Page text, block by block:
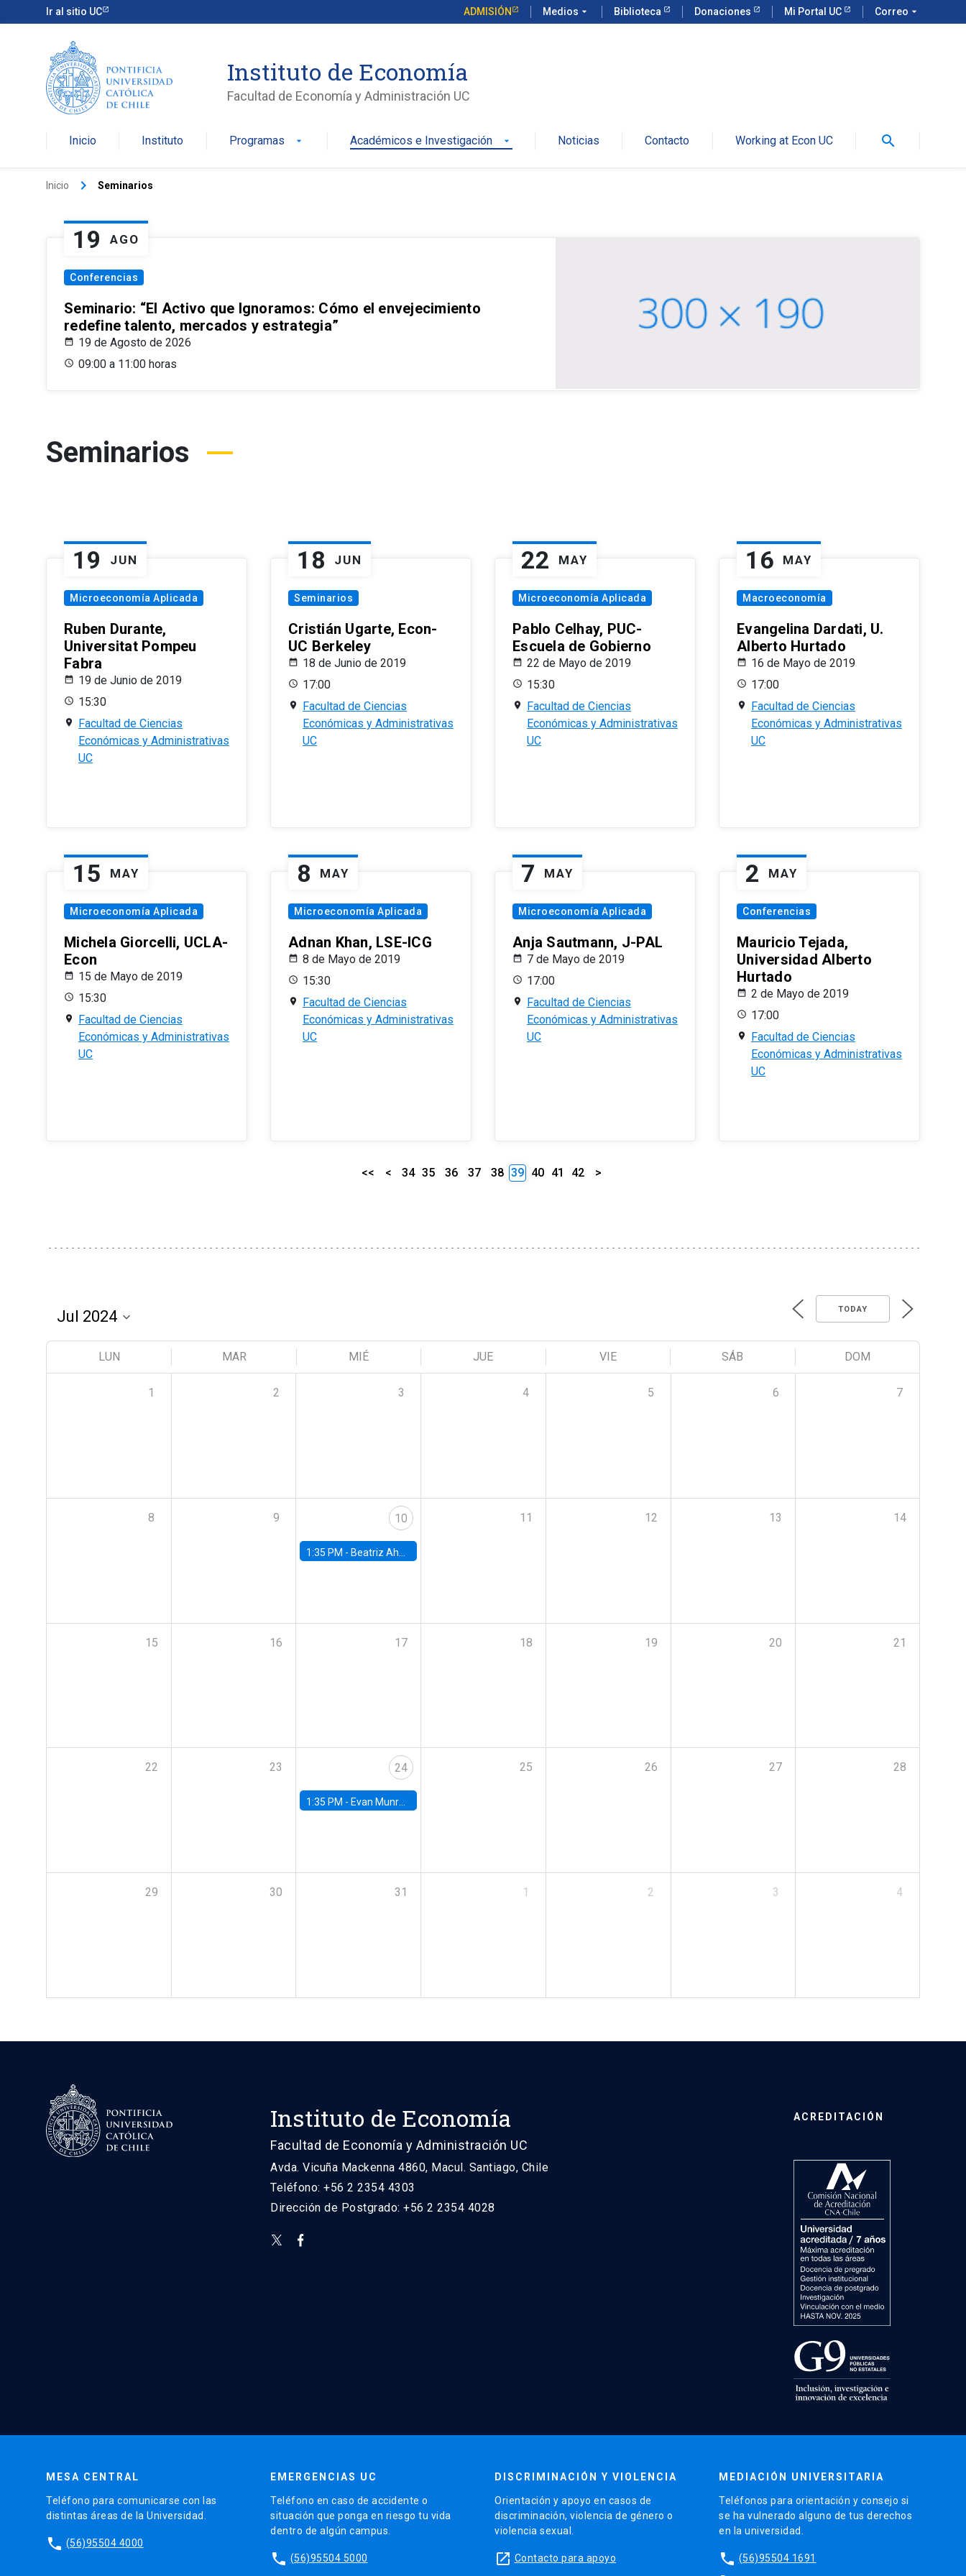
Ir al sitio UC ADMISIÓN Medios arrow_drop_down Biblioteca Donaciones Mi Portal UC Correo arrow_drop_down
Instituto de Economía
Facultad de Economía y Administración UC
Inicio Instituto Programas arrow_drop_down Académicos e Investigación arrow_drop_down Noticias Contacto Working at Econ UC search
Inicio keyboard_arrow_right Seminarios
19 AGO
Conferencias
Seminario: “El Activo que Ignoramos: Cómo el envejecimiento
redefine talento, mercados y estrategia”
19 de Agosto de 2026
09:00 a 11:00 horas
Seminarios
19 JUN
Microeconomía Aplicada
Ruben Durante,
Universitat Pompeu
Fabra
19 de Junio de 2019
15:30
Facultad de Ciencias
Económicas y Administrativas
UC
18 JUN
Seminarios
Cristián Ugarte, Econ-
UC Berkeley
18 de Junio de 2019
17:00
Facultad de Ciencias
Económicas y Administrativas
UC
22 MAY
Microeconomía Aplicada
Pablo Celhay, PUC-
Escuela de Gobierno
22 de Mayo de 2019
15:30
Facultad de Ciencias
Económicas y Administrativas
UC
16 MAY
Macroeconomía
Evangelina Dardati, U.
Alberto Hurtado
16 de Mayo de 2019
17:00
Facultad de Ciencias
Económicas y Administrativas
UC
15 MAY
Microeconomía Aplicada
Michela Giorcelli, UCLA-
Econ
15 de Mayo de 2019
15:30
Facultad de Ciencias
Económicas y Administrativas
UC
8 MAY
Microeconomía Aplicada
Adnan Khan, LSE-ICG
8 de Mayo de 2019
15:30
Facultad de Ciencias
Económicas y Administrativas
UC
7 MAY
Microeconomía Aplicada
Anja Sautmann, J-PAL
7 de Mayo de 2019
17:00
Facultad de Ciencias
Económicas y Administrativas
UC
2 MAY
Conferencias
Mauricio Tejada,
Universidad Alberto
Hurtado
2 de Mayo de 2019
17:00
Facultad de Ciencias
Económicas y Administrativas
UC
<< < 34 35 36 37 38 39 40 41 42 >
TODAY
LUN MAR MIÉ JUE VIE SÁB DOM
1 2 3 4 5 6 7
8 9 10
1:35 PM - Beatriz Ahumada, PhD candidate, Universidad de Pittsburgh
11 12 13 14
15 16 17 18 19 20 21
22 23 24
1:35 PM - Evan Munro, Neyman Visiting Assistant Professor in the Department of Statistics at UC Berkeley
25 26 27 28
29 30 31 1 2 3 4
Instituto de Economía
Facultad de Economía y Administración UC
Avda. Vicuña Mackenna 4860, Macul. Santiago, Chile
Teléfono: +56 2 2354 4303
Dirección de Postgrado: +56 2 2354 4028
ACREDITACIÓN
MESA CENTRAL
Teléfono para comunicarse con las
distintas áreas de la Universidad.
phone (56)95504 4000
EMERGENCIAS UC
Teléfono en caso de accidente o
situación que ponga en riesgo tu vida
dentro de algún campus.
phone (56)95504 5000
DISCRIMINACIÓN Y VIOLENCIA
Orientación y apoyo en casos de
discriminación, violencia de género o
violencia sexual.
launch Contacto para apoyo
MEDIACIÓN UNIVERSITARIA
Teléfonos para orientación y consejo si
se ha vulnerado alguno de tus derechos
en la universidad.
phone (56)95504 1691